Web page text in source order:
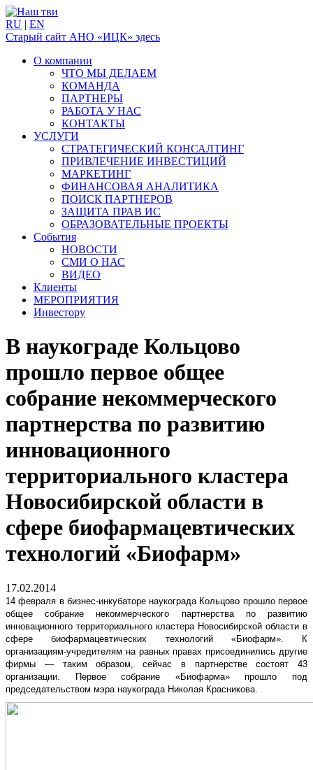
RU | EN
Старый сайт АНО «ИЦК» здесь
О компании
ЧТО МЫ ДЕЛАЕМ
КОМАНДА
ПАРТНЕРЫ
РАБОТА У НАС
КОНТАКТЫ
УСЛУГИ
СТРАТЕГИЧЕСКИЙ КОНСАЛТИНГ
ПРИВЛЕЧЕНИЕ ИНВЕСТИЦИЙ
МАРКЕТИНГ
ФИНАНСОВАЯ АНАЛИТИКА
ПОИСК ПАРТНЕРОВ
ЗАЩИТА ПРАВ ИС
ОБРАЗОВАТЕЛЬНЫЕ ПРОЕКТЫ
События
НОВОСТИ
СМИ О НАС
ВИДЕО
Клиенты
МЕРОПРИЯТИЯ
Инвестору
В наукограде Кольцово
прошло первое общее
собрание некоммерческого
партнерства по развитию
инновационного
территориального кластера
Новосибирской области в
сфере биофармацевтических
технологий «Биофарм»
17.02.2014
14 февраля в бизнес-инкубаторе наукограда Кольцово прошло первое
общее собрание некоммерческого партнерства по развитию
инновационного территориального кластера Новосибирской области в
сфере биофармацевтических технологий «Биофарм». К
организациям-учредителям на равных правах присоединились другие
фирмы — таким образом, сейчас в партнерстве состоят 43
организации. Первое собрание «Биофарма» прошло под
председательством мэра наукограда Николая Красникова.